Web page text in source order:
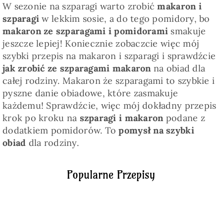
Popularne Przepisy
W sezonie na szparagi warto zrobić makaron i
szparagi w lekkim sosie, a do tego pomidory, bo
makaron ze szparagami i pomidorami smakuje
jeszcze lepiej! Koniecznie zobaczcie więc mój
szybki przepis na makaron i szparagi i sprawdźcie
jak zrobić ze szparagami makaron na obiad dla
całej rodziny. Makaron że szparagami to szybkie i
pyszne danie obiadowe, które zasmakuje
każdemu! Sprawdźcie, więc mój dokładny przepis
krok po kroku na szparagi i makaron podane z
dodatkiem pomidorów. Topomysł na szybki
obiad dla rodziny.